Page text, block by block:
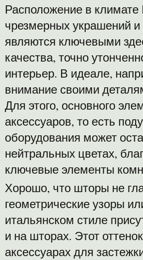
Расположение в климате
чрезмерных украшений
являются ключевыми
качества, точно
интерьер. В идеале,
внимание своими
Для этого, основного
аксессуаров, то есть
оборудования может
нейтральных цветах,
ключевые элементы
Хорошо, что шторы не
геометрические узоры
итальянском стиле
и на шторах. Этот
аксессуарах для